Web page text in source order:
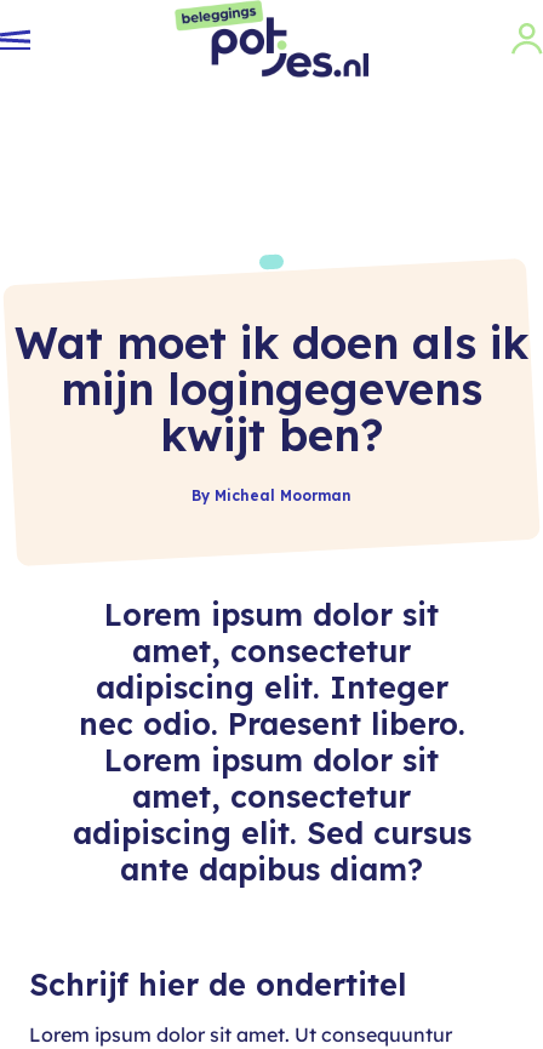
Wat moet ik doen als ik
mijn logingegevens
kwijt ben?
By Micheal Moorman
Lorem ipsum dolor sit
amet, consectetur
adipiscing elit. Integer
nec odio. Praesent libero.
Lorem ipsum dolor sit
amet, consectetur
adipiscing elit. Sed cursus
ante dapibus diam?
Schrijf hier de ondertitel
Lorem ipsum dolor sit amet. Ut consequuntur